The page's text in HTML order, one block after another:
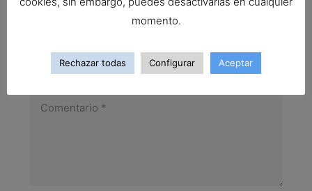
publicada. Los campos obligatorios están marcados
*
momento.
Rechazar todas Configurar Aceptar